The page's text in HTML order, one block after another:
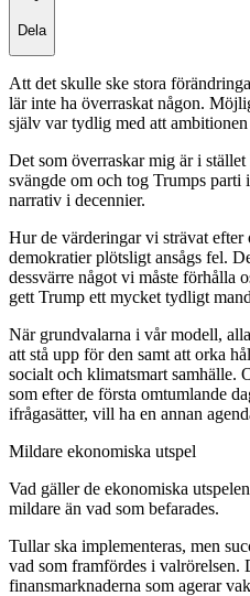
Dela
Att det skulle ske stora
lär inte ha överraskat någon.
själv var tydlig med att
Det som överraskar mig är i
svängde om och tog Trumps
narrativ i decennier.
Hur de värderingar vi strävat
demokratier plötsligt ansågs fel.
dessvärre något vi måste förhålla
gett Trump ett mycket tydligt
När grundvalarna i vår modell,
att stå upp för den samt att orka
socialt och klimatsmart samhälle.
som efter de första omtumlande
ifrågasätter, vill ha en annan
Mildare ekonomiska utspel
Vad gäller de ekonomiska
mildare än vad som befarades.
Tullar ska implementeras, men
vad som framfördes i valrörelsen.
finansmarknaderna som agerar